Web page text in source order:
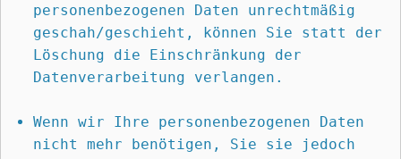
personenbezogenen Daten unrechtmäßig
geschah/geschieht, können Sie statt der
Löschung die Einschränkung der
Datenverarbeitung verlangen.
Wenn wir Ihre personenbezogenen Daten
nicht mehr benötigen, Sie sie jedoch